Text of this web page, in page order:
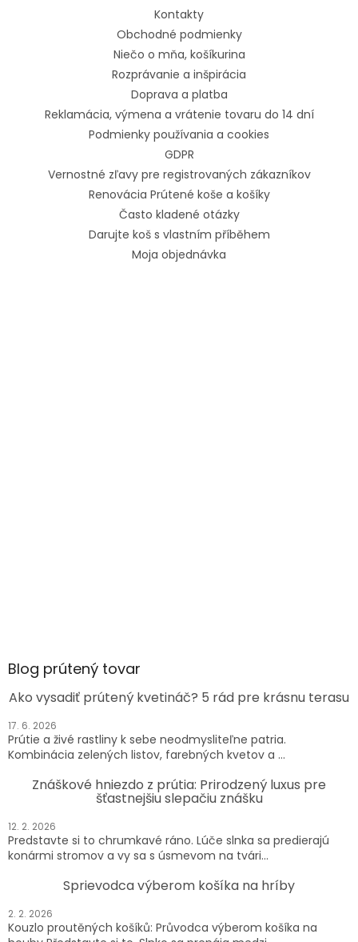
Kontakty
Obchodné podmienky
Niečo o mňa, košíkurina
Rozprávanie a inšpirácia
Doprava a platba
Reklamácia, výmena a vrátenie tovaru do 14 dní
Podmienky používania a cookies
GDPR
Vernostné zľavy pre registrovaných zákazníkov
Renovácia Prútené koše a košíky
Často kladené otázky
Darujte koš s vlastním příběhem
Moja objednávka
Blog prútený tovar
Ako vysadiť prútený kvetináč? 5 rád pre krásnu terasu
17. 6. 2026
Prútie a živé rastliny k sebe neodmysliteľne patria.
Kombinácia zelených listov, farebných kvetov a ...
Znáškové hniezdo z prútia: Prirodzený luxus pre
šťastnejšiu slepačiu znášku
12. 2. 2026
Predstavte si to chrumkavé ráno. Lúče slnka sa predierajú
konármi stromov a vy sa s úsmevom na tvári...
Sprievodca výberom košíka na hríby
2. 2. 2026
Kouzlo proutěných košíků: Průvodca výberom košíka na